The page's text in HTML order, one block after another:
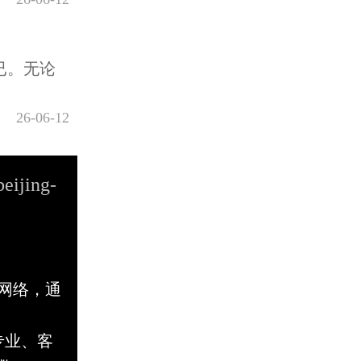
。无论
26-06-12
络，通
业、客